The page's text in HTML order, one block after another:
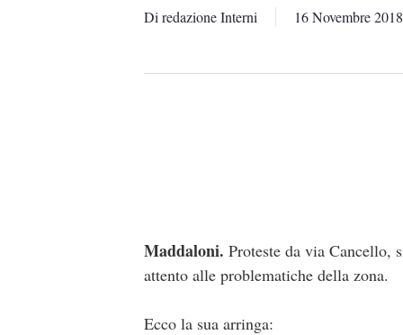
Di redazione Interni 16 Novembre 2018
Maddaloni. Proteste da via Cancello,
attento alle problematiche della zona.
Ecco la sua arringa: